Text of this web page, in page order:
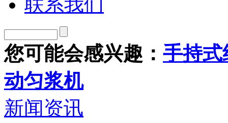
您可能会感兴趣： 手持式
动匀浆机
新闻资讯